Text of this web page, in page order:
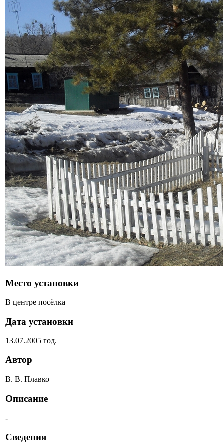
Место установки
В центре посёлка
Дата установки
13.07.2005 год.
Автор
В. В. Плавко
Описание
-
Сведения